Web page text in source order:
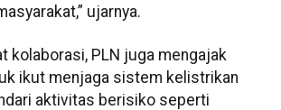
ujarnya.
kolaborasi, PLN juga mengajak
ikut menjaga sistem kelistrikan
aktivitas berisiko seperti